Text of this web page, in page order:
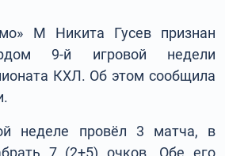
М Никита Гусев признан
9-й игровой недели
КХЛ. Об этом сообщила
неделе провёл 3 матча, в